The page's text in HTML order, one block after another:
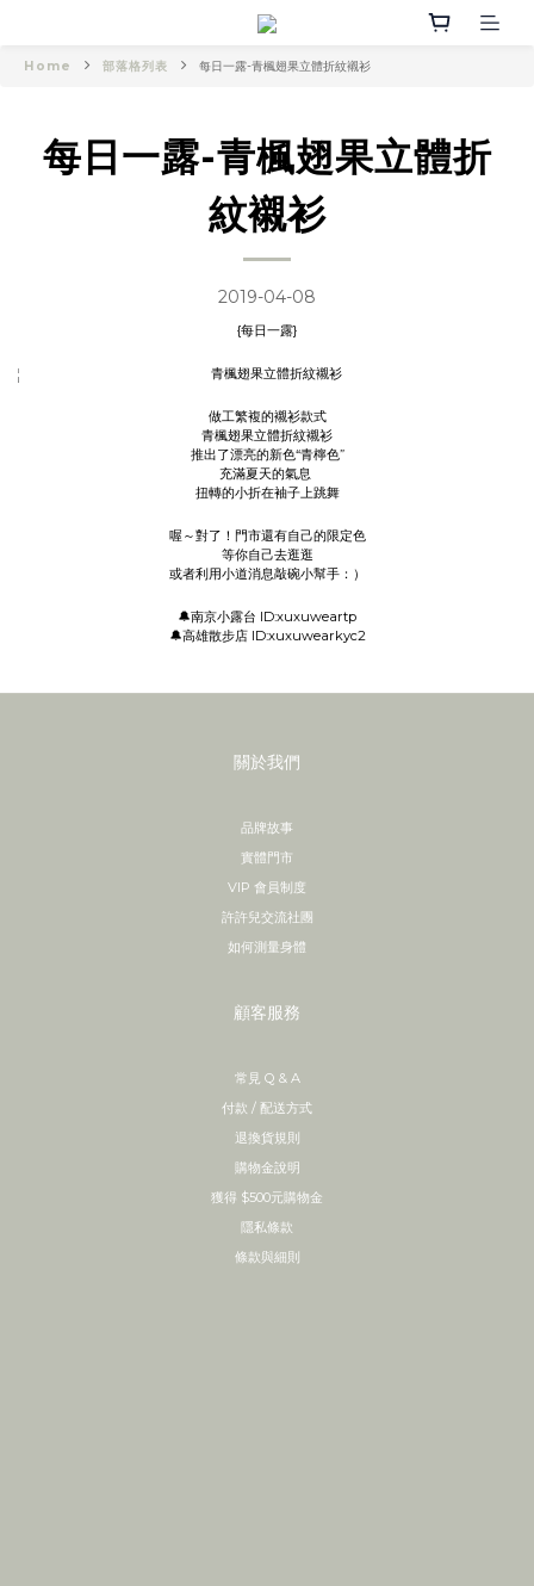
Home 部落格列表 每日一露-青楓翅果立體折紋襯衫
每日一露-青楓翅果立體折
紋襯衫
2019-04-08
{每日一露}
做工繁複的襯衫款式
青楓翅果立體折紋襯衫
推出了漂亮的新色“青檸色”
充滿夏天的氣息
扭轉的小折在袖子上跳舞
喔～對了！門市還有自己的限定色
等你自己去逛逛
或者利用小道消息敲碗小幫手：）
🔔南京小露台 ID:xuxuweartp
🔔高雄散步店 ID:xuxuwearkyc2
關於我們
品牌故事
實體門市
VIP 會員制度
許許兒交流社團
如何測量身體
顧客服務
常見 Q & A
付款 / 配送方式
退換貨規則
購物金說明
獲得 $500元購物金
隱私條款
條款與細則